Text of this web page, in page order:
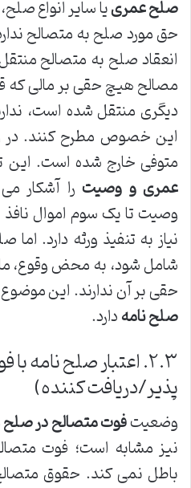
صلح عمرییا سایر انواع
حق مورد صلح به متصالح
انعقاد صلح به متصالح
مصالح هیچ حقی بر مالی که
دیگری منتقل شده است،
این خصوص مطرح کنند. در
متوفی خارج شده است. این
عمری و وصیترا آشکار
وصیت تا یک سوم اموال
نیاز به تنفیذ ورثه دارد.
شامل شود، به محض وقوع،
حقی بر آن ندارند. این
صلح نامهدارد.
۲.۳. اعتبار صلح
پذیر/دریافت کننده)
وضعیتفوت متصالح در
نیز مشابه است؛ فوت
باطل نمی کند. حقوق